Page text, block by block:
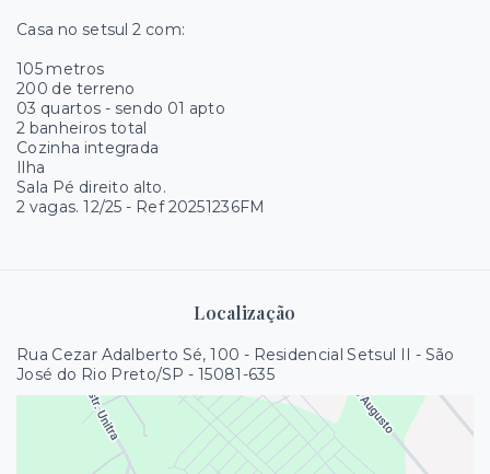
Casa no setsul 2 com:
105 metros
200 de terreno
03 quartos - sendo 01 apto
2 banheiros total
Cozinha integrada
Ilha
Sala Pé direito alto.
2 vagas. 12/25 - Ref 20251236FM
Localização
Rua Cezar Adalberto Sé, 100 - Residencial Setsul II - São
José do Rio Preto/SP - 15081-635